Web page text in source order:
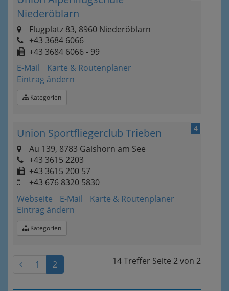
Niederöblarn
Flugplatz 83, 8960 Niederöblarn
+43 3684 6066
+43 3684 6066 - 99
E-Mail
Karte & Routenplaner
Eintrag ändern
Kategorien
4
Union Sportfliegerclub Trieben
Au 139, 8783 Gaishorn am See
+43 3615 2203
+43 3615 200 57
+43 676 8320 5830
Webseite
E-Mail
Karte & Routenplaner
Eintrag ändern
Kategorien
14 Treffer Seite 2von 2
1 2